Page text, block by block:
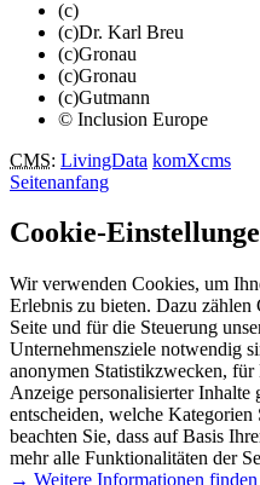
(c)
(c)Dr. Karl Breu
(c)Gronau
(c)Gronau
(c)Gutmann
© Inclusion Europe
CMS: LivingData komXcms
Seitenanfang
Cookie-
Wir verwenden Cookies, um
Erlebnis zu bieten. Dazu
Seite und für die Steuerung
Unternehmensziele notwendig
anonymen Statistikzwecken,
Anzeige personalisierter Inhalte
entscheiden, welche Kategorien
beachten Sie, dass auf Basis
mehr alle Funktionalitäten der
→ Weitere Informationen finden